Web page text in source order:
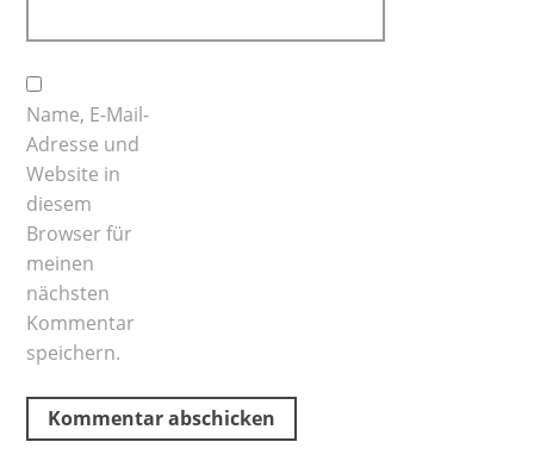
Name, E-Mail-
Adresse und
Website in
diesem
Browser für
meinen
nächsten
Kommentar
speichern.